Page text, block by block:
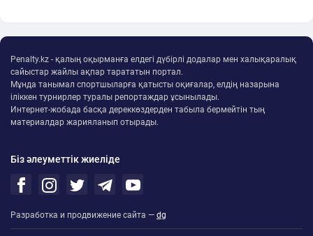
Penalty.kz - қалың оқырманға елдегі дүбірлі додалар мен халықаралық
сайыстар жайлы ақпар тарататын портал.
Мұнда танымал спортшыларға қатысты оқиғалар, елдің назарына
іліккен турнирлер туралы репортаждар ұсынылады.
Интернет-жобада басқа дереккөздерден табыла бермейтін тың
материалдар жарияланып отырады.
Біз әлеуметтік жиеліде
Разработка и продвижение сайта — dg